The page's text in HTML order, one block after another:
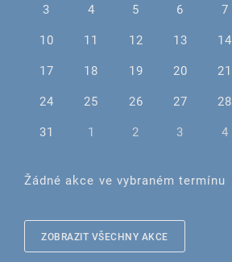
3
4 5 6 7
10
11 12 13 14
17
18 19 20 21
24
25 26 27 28
31
1 2 3 4
Žádné akce ve vybraném termínu
ZOBRAZIT VŠECHNY AKCE